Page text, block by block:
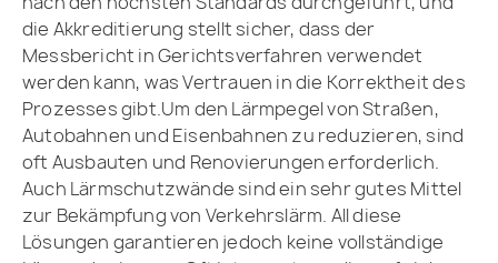
die Akkreditierung stellt sicher, dass der
Messbericht in Gerichtsverfahren verwendet
werden kann, was Vertrauen in die Korrektheit des
Prozesses gibt.Um den Lärmpegel von Straßen,
Autobahnen und Eisenbahnen zu reduzieren, sind
oft Ausbauten und Renovierungen erforderlich.
Auch Lärmschutzwände sind ein sehr gutes Mittel
zur Bekämpfung von Verkehrslärm. All diese
Lösungen garantieren jedoch keine vollständige